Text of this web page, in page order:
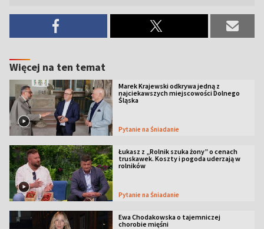
Więcej na ten temat
Marek Krajewski odkrywa jedną z
najciekawszych miejscowości Dolnego
Śląska
Pytanie na Śniadanie
Łukasz z „Rolnik szuka żony” o cenach
truskawek. Koszty i pogoda uderzają w
rolników
Pytanie na Śniadanie
Ewa Chodakowska o tajemniczej
chorobie mięśni